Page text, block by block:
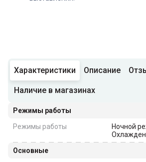
Характеристики Описание
Наличие в магазинах
Режимы работы
Режимы работы
Ночной
Основные